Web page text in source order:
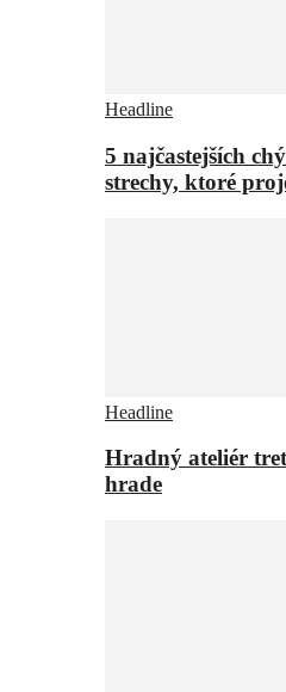
Headline
5 najčastejších
strechy, ktoré
Headline
Hradný ateliér
hrade